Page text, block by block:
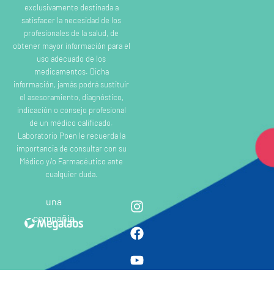
exclusivamente destinada a
satisfacer la necesidad de los
profesionales de la salud, de
obtener mayor información para el
uso adecuado de los
medicamentos. Dicha
información, jamás podrá sustituir
el asesoramiento, diagnóstico,
indicación o consejo profesional
de un médico calificado.
Laboratorio Poen le recuerda la
importancia de consultar con su
Médico y/o Farmacéutico ante
cualquier duda.
una
compañia